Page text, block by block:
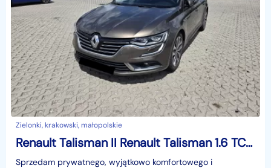
Zielonki, krakowski, małopolskie
Renault Talisman II Renault Talisman 1.6 TCe Automat EDC | Salon PL | 141 tys. km
Sprzedam prywatnego, wyjątkowo komfortowego i